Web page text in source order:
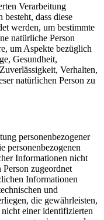
Verarbeitung
dass diese
werden, um bestimmte
natürliche Person
um Aspekte bezüglich
Gesundheit,
Verhalten,
natürlichen Person zu
personenbezogener
personenbezogenen
Informationen nicht
zugeordnet
Informationen
und
die gewährleisten,
nicht einer identifizierten